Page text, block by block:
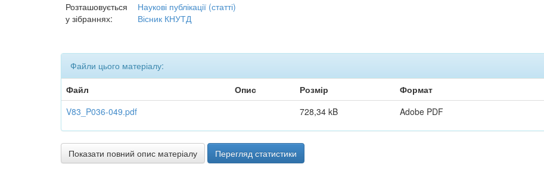
Розташовується
у зібраннях:
Наукові публікації (статті)
Вісник КНУТД
Файли цього матеріалу:
Файл
Опис Розмір
Формат
V83_P036-049.pdf
728,34 kB Adobe PDF
Показати повний опис матеріалу Перегляд статистики